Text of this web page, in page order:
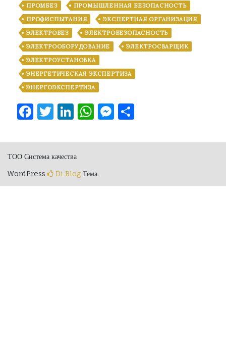
ПРОМБЕЗ
ПРОМЫШЛЕННАЯ БЕЗОПАСНОСТЬ
ПРОФИСПЫТАНИЯ
ЭКСПЕРТНАЯ ОРГАНИЗАЦИЯ
ЭЛЕКТРОБЕЗ
ЭЛЕКТРОБЕЗОПАСНОСТЬ
ЭЛЕКТРООБОРУДОВАНИЕ
ЭЛЕКТРОСВАРЩИК
ЭЛЕКТРОУСТАНОВКА
ЭНЕРГЕТИЧЕСКАЯ ЭКСПЕРТИЗА
ЭНЕРГОЭКСПЕРТИЗА
Facebook
Twitter
LinkedIn
WhatsApp
Messenger
ТОО Система качества
WordPress
Di Blog Тема